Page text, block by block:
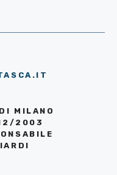
MILANO
2003